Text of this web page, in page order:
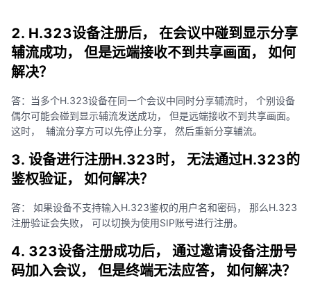
2. H.323设备注册后， 在会议中碰到显示分享
辅流成功， 但是远端接收不到共享画面， 如何
解决？
答：当多个H.323设备在同一个会议中同时分享辅流时， 个别设备
偶尔可能会碰到显示辅流发送成功， 但是远端接收不到共享画面。
这时， 辅流分享方可以先停止分享， 然后重新分享辅流。
3. 设备进行注册H.323时， 无法通过H.323的
鉴权验证， 如何解决？
答： 如果设备不支持输入H.323鉴权的用户名和密码， 那么H.323
注册验证会失败， 可以切换为使用SIP账号进行注册。
4. 323设备注册成功后， 通过邀请设备注册号
码加入会议， 但是终端无法应答， 如何解决？